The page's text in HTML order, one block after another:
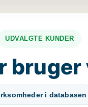
UDVALGTE KUNDER
i databasen